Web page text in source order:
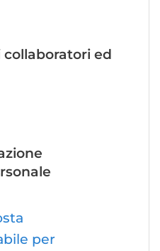
ed
per